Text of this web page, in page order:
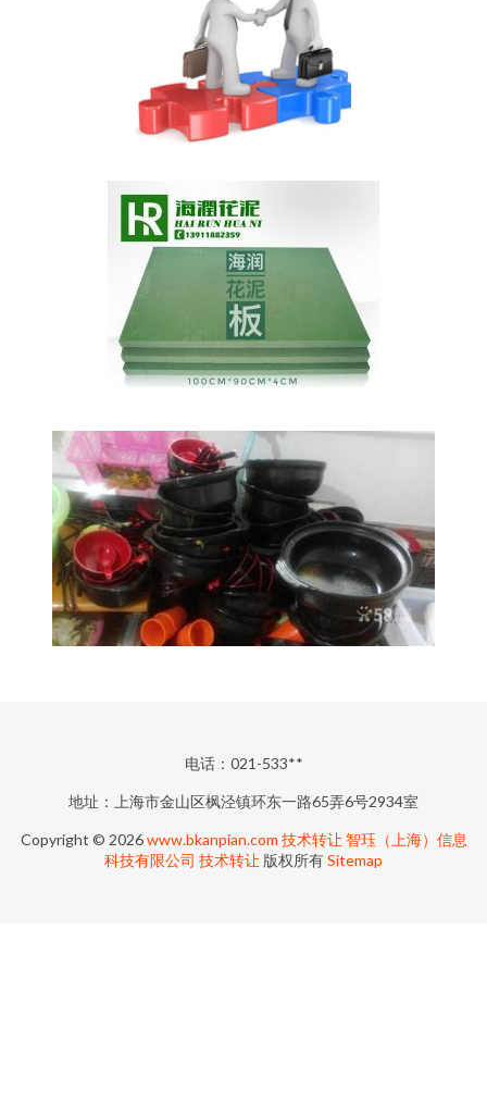
电话：021-533**
地址：上海市金山区枫泾镇环东一路65弄6号2934室
Copyright © 2026www.bkanpian.com 技术转让 智珏（上海）信息
科技有限公司 技术转让 版权所有Sitemap